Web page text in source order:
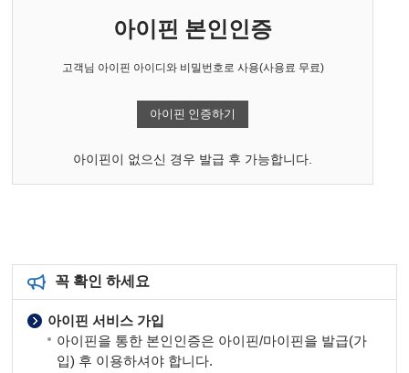
아이핀 본인인증
고객님 아이핀 아이디와 비밀번호로 사용(사용료 무료)
아이핀 인증하기
아이핀이 없으신 경우 발급 후 가능합니다.
꼭 확인 하세요
아이핀 서비스 가입
아이핀을 통한 본인인증은 아이핀/마이핀을 발급(가
입) 후 이용하셔야 합니다.